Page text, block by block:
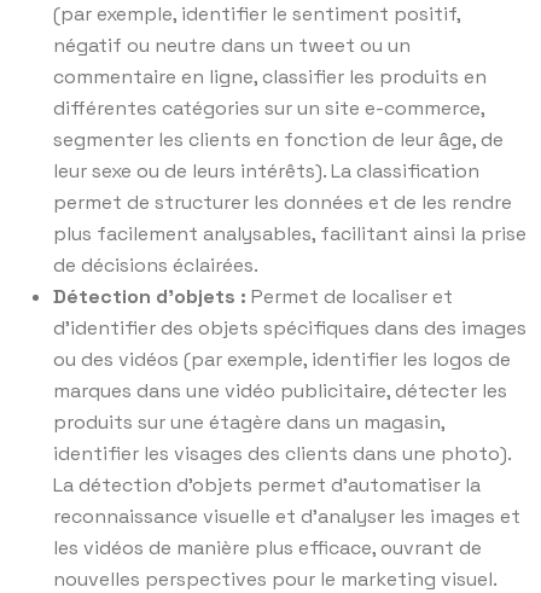
(par exemple, identifier le sentiment positif,
négatif ou neutre dans un tweet ou un
commentaire en ligne, classifier les produits en
différentes catégories sur un site e-commerce,
segmenter les clients en fonction de leur âge, de
leur sexe ou de leurs intérêts). La classification
permet de structurer les données et de les rendre
plus facilement analysables, facilitant ainsi la prise
de décisions éclairées.
Détection d’objets : Permet de localiser et
d’identifier des objets spécifiques dans des images
ou des vidéos (par exemple, identifier les logos de
marques dans une vidéo publicitaire, détecter les
produits sur une étagère dans un magasin,
identifier les visages des clients dans une photo).
La détection d’objets permet d’automatiser la
reconnaissance visuelle et d’analyser les images et
les vidéos de manière plus efficace, ouvrant de
nouvelles perspectives pour le marketing visuel.